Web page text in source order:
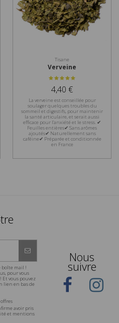
Tisane
Verveine
4,40 €
La verveine est conseillée pour
soulager quelques troubles du
sommeil et digestifs, pour maintenir
la santé articulaire, et serait aussi
efficace pour l’anxiété et le stress. ✔
Feuilles entières✔ Sans arômes
ajoutés✔ Naturellement sans
caféine✔ Préparée et conditionnée
en France
boîte mail !
pour vous
vous pouvez
lien en bas de
avoir pris
et mentions
Nous
suivre